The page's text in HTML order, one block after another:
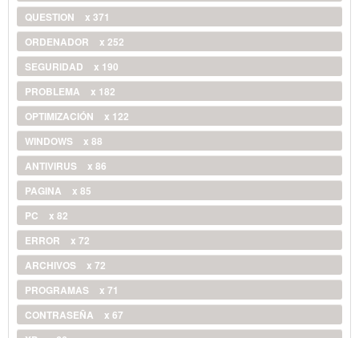
QUESTION
x 371
ORDENADOR
x 252
SEGURIDAD
x 190
PROBLEMA
x 182
OPTIMIZACIÓN
x 122
WINDOWS
x 88
ANTIVIRUS
x 86
PAGINA
x 85
PC
x 82
ERROR
x 72
ARCHIVOS
x 72
PROGRAMAS
x 71
CONTRASEÑA
x 67